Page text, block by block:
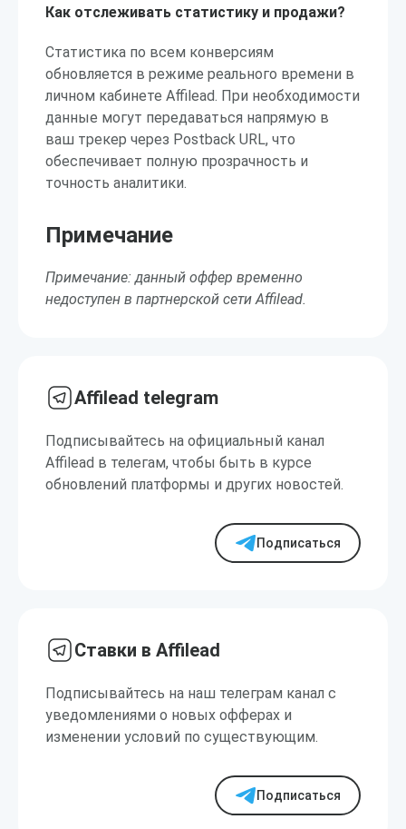
Как отслеживать статистику и продажи?
Статистика по всем конверсиям
обновляется в режиме реального времени в
личном кабинете Affilead. При необходимости
данные могут передаваться напрямую в
ваш трекер через Postback URL, что
обеспечивает полную прозрачность и
точность аналитики.
Примечание
Примечание: данный оффер временно
недоступен в партнерской сети Affilead.
Affilead telegram
Подписывайтесь на официальный канал
Affilead в телегам, чтобы быть в курсе
обновлений платформы и других новостей.
Подписаться
Ставки в Affilead
Подписывайтесь на наш телеграм канал с
уведомлениями о новых офферах и
изменении условий по существующим.
Подписаться